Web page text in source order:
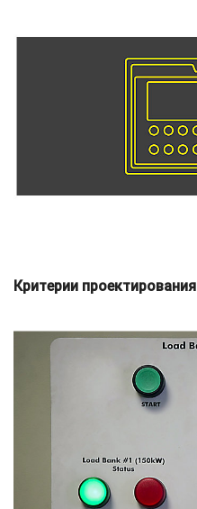
Критерии проектирования